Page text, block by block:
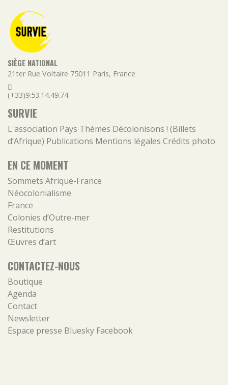
SIÈGE NATIONAL
21ter Rue Voltaire 75011 Paris, France
(+33)9.53.14.49.74
SURVIE
L'association Pays Thèmes Décolonisons ! (Billets
d’Afrique) Publications Mentions légales Crédits photo
EN CE MOMENT
Sommets Afrique-France
Néocolonialisme
France
Colonies d’Outre-mer
Restitutions
Œuvres d’art
CONTACTEZ-NOUS
Boutique
Agenda
Contact
Newsletter
Espace presse Bluesky Facebook